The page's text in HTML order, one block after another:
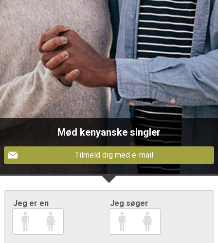
Mød kenyanske singler
Tilmeld dig med e-mail
Jeg er en Jeg søger